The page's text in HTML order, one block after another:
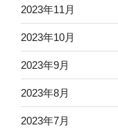
2023年11月
2023年10月
2023年9月
2023年8月
2023年7月